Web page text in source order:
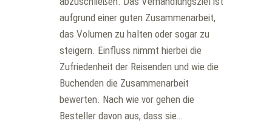
aufgrund einer guten Zusammenarbeit,
das Volumen zu halten oder sogar zu
steigern. Einfluss nimmt hierbei die
Zufriedenheit der Reisenden und wie die
Buchenden die Zusammenarbeit
bewerten. Nach wie vor gehen die
Besteller davon aus, dass sie…